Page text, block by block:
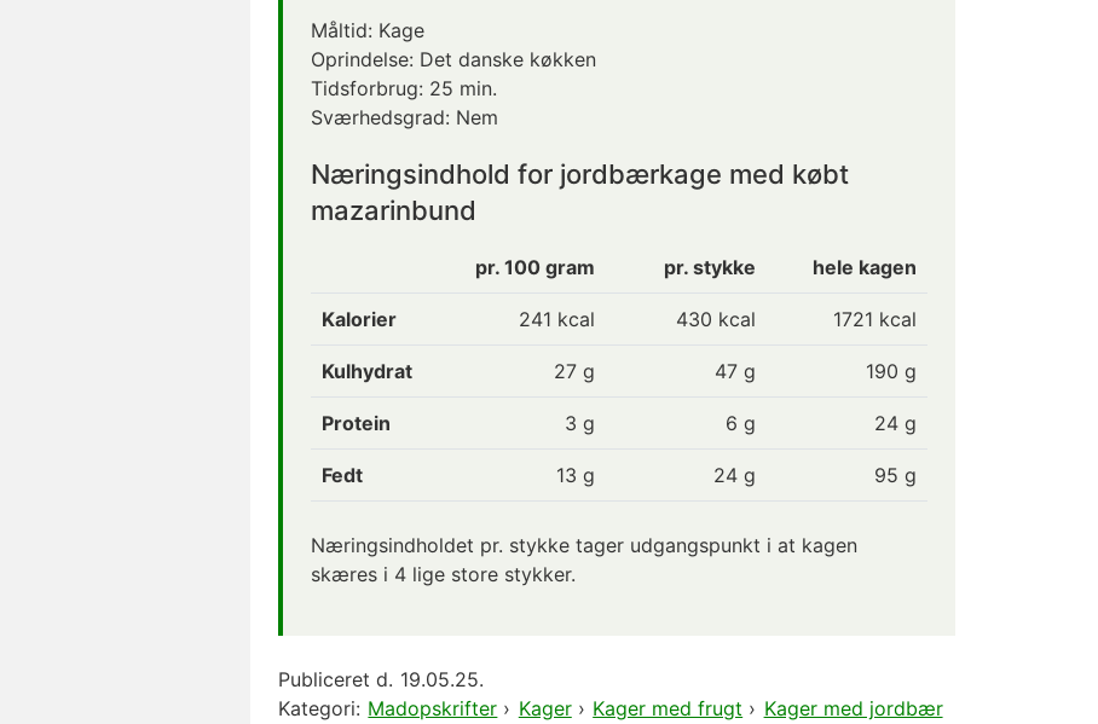
Måltid: Kage
Oprindelse: Det danske køkken
Tidsforbrug: 25 min.
Sværhedsgrad: Nem
Næringsindhold for jordbærkage med købt
mazarinbund
pr. 100 gram pr. stykke hele kagen
Kalorier 241 kcal 430 kcal 1721 kcal
Kulhydrat 27 g 47 g 190 g
Protein 3 g 6 g 24 g
Fedt 13 g 24 g 95 g
Næringsindholdet pr. stykke tager udgangspunkt i at kagen
skæres i 4 lige store stykker.
Publiceret d. 19.05.25.
Kategori: Madopskrifter › Kager› Kager med frugt › Kager med jordbær